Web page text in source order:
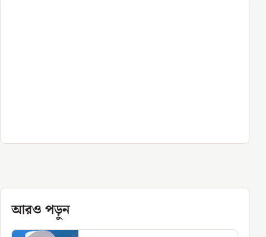
আরও পড়ুন